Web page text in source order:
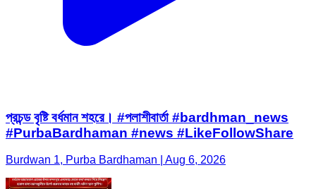
প্রচন্ড বৃষ্টি বর্ধমান শহরে। #পলাশীবার্তা #bardhman_news
#PurbaBardhaman #news #LikeFollowShare
Burdwan 1, Purba Bardhaman | Aug 6, 2026